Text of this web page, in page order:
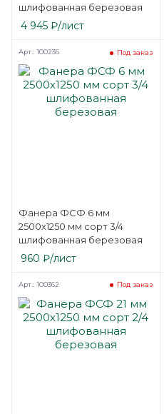
шлифованная березовая
4 945 ₽/лист
Фанера ФСФ 6 мм
2500х1250 мм сорт 3/4
шлифованная березовая
Под заказ
Арт.: 100236
960 ₽/лист
Под заказ
Арт.: 100362